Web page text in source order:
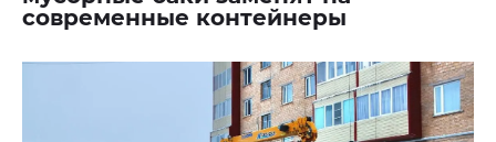
современные контейнеры